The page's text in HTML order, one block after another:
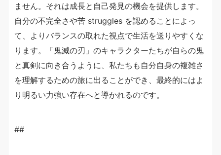
ません。それは成長と自己発見の機会を提供します。
自分の不完全さや苦 struggles を認めることによっ
て、よりバランスの取れた視点で生活を送りやすくな
ります。「鬼滅の刃」のキャラクターたちが自らの鬼
と真剣に向き合うように、私たちも自分自身の複雑さ
を理解するための旅に出ることができ、最終的にはよ
り明るい力強い存在へと導かれるのです。
##